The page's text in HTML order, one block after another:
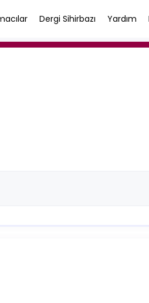
Dergi Sihirbazı Yardım